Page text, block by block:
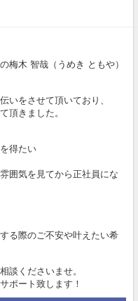
梅木 智哉（うめき ともや）
いをさせて頂いており、
頂きました。
得たい
囲気を見てから正社員にな
る際のご不安や叶えたい希
談くださいませ。
ポート致します！